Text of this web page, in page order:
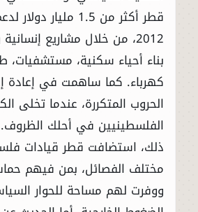
قطر أكثر من 1.5
2012، من خلال مشاريع
بناء أحياء سكنية،
كهرباء. كما ساهمت في إعادة
الحروب المتكررة، عندما تخلى
الفلسطينيين في أحلك الظروف.
ذلك، استضافت قطر قيادات
مختلف الفصائل، بمن فيهم
ووفرت لهم مساحة للحوار